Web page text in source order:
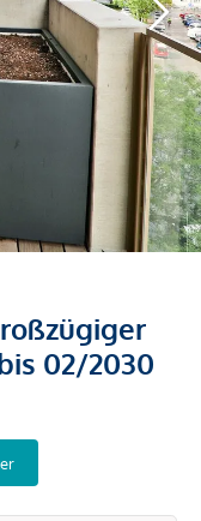
02/2030